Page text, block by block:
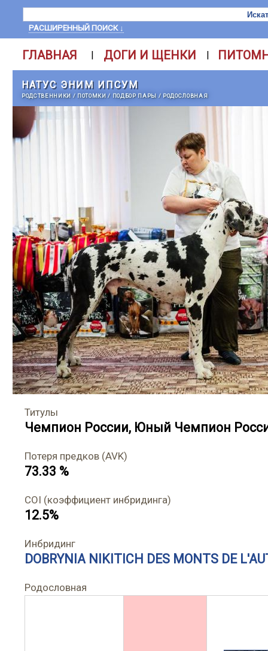
РАСШИРЕННЫЙ ПОИСК ↓
ГЛАВНАЯ | ДОГИ И ЩЕНКИ |
НАТУС ЭНИМ ИПСУМ
РОДСТВЕННИКИ / ПОТОМКИ/ ПОДБОР ПАРЫ / РОДОСЛОВНАЯ
Титулы
Чемпион России, Юный Чемпион
Потеря предков (AVK)
73.33 %
COI (коэффициент инбридинга)
12.5%
Инбридинг
DOBRYNIA NIKITICH DES MONTS DE
Родословная